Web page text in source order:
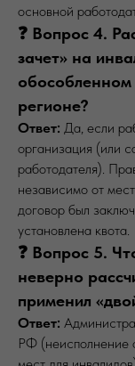
основной
❓ Вопрос 4.
зачет» на
обособленном
регионе?
Ответ: Да, если
организация (или
работодателя).
независимо от
договор был
установлена квота.
❓ Вопрос 5.
неверно
применил
Ответ:
РФ (неисполнение